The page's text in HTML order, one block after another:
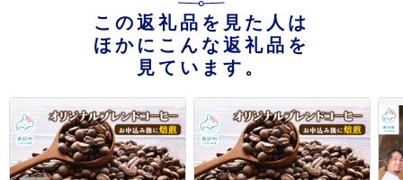
この返礼品を見た人は
ほかにこんな返礼品を
見ています。